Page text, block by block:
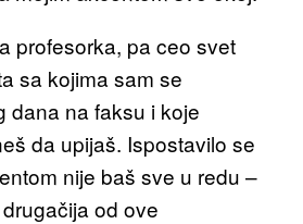
profesorka, pa ceo svet
sa kojima sam se
dana na faksu i koje
da upijaš. Ispostavilo se
nije baš sve u redu –
od ove